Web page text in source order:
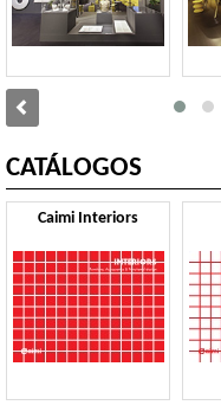
CATÁLOGOS
Caimi Interiors